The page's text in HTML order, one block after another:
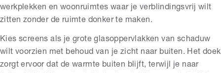
werkplekken en woonruimtes waar je verblindingsvrij wilt
zitten zonder de ruimte donker te maken.
Kies screens als je grote glasoppervlakken van schaduw
wilt voorzien met behoud van je zicht naar buiten. Het doek
zorgt ervoor dat de warmte buiten blijft, terwijl je naar